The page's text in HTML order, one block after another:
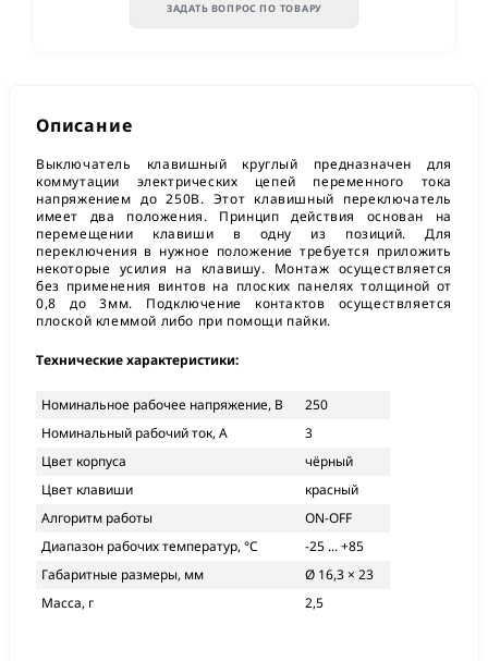
ЗАДАТЬ ВОПРОС ПО ТОВАРУ
Описание
Выключатель клавишный круглый предназначен для
коммутации электрических цепей переменного тока
напряжением до 250В. Этот клавишный переключатель
имеет два положения. Принцип действия основан на
перемещении клавиши в одну из позиций. Для
переключения в нужное положение требуется приложить
некоторые усилия на клавишу. Монтаж осуществляется
без применения винтов на плоских панелях толщиной от
0,8 до 3мм. Подключение контактов осуществляется
плоской клеммой либо при помощи пайки.
Технические характеристики:
Номинальное рабочее напряжение, В
250
Номинальный рабочий ток, А
3
Цвет корпуса
чёрный
Цвет клавиши
красный
Алгоритм работы
ON-OFF
Диапазон рабочих температур, °С
-25 ... +85
Габаритные размеры, мм
Ø 16,3 × 23
Масса, г
2,5